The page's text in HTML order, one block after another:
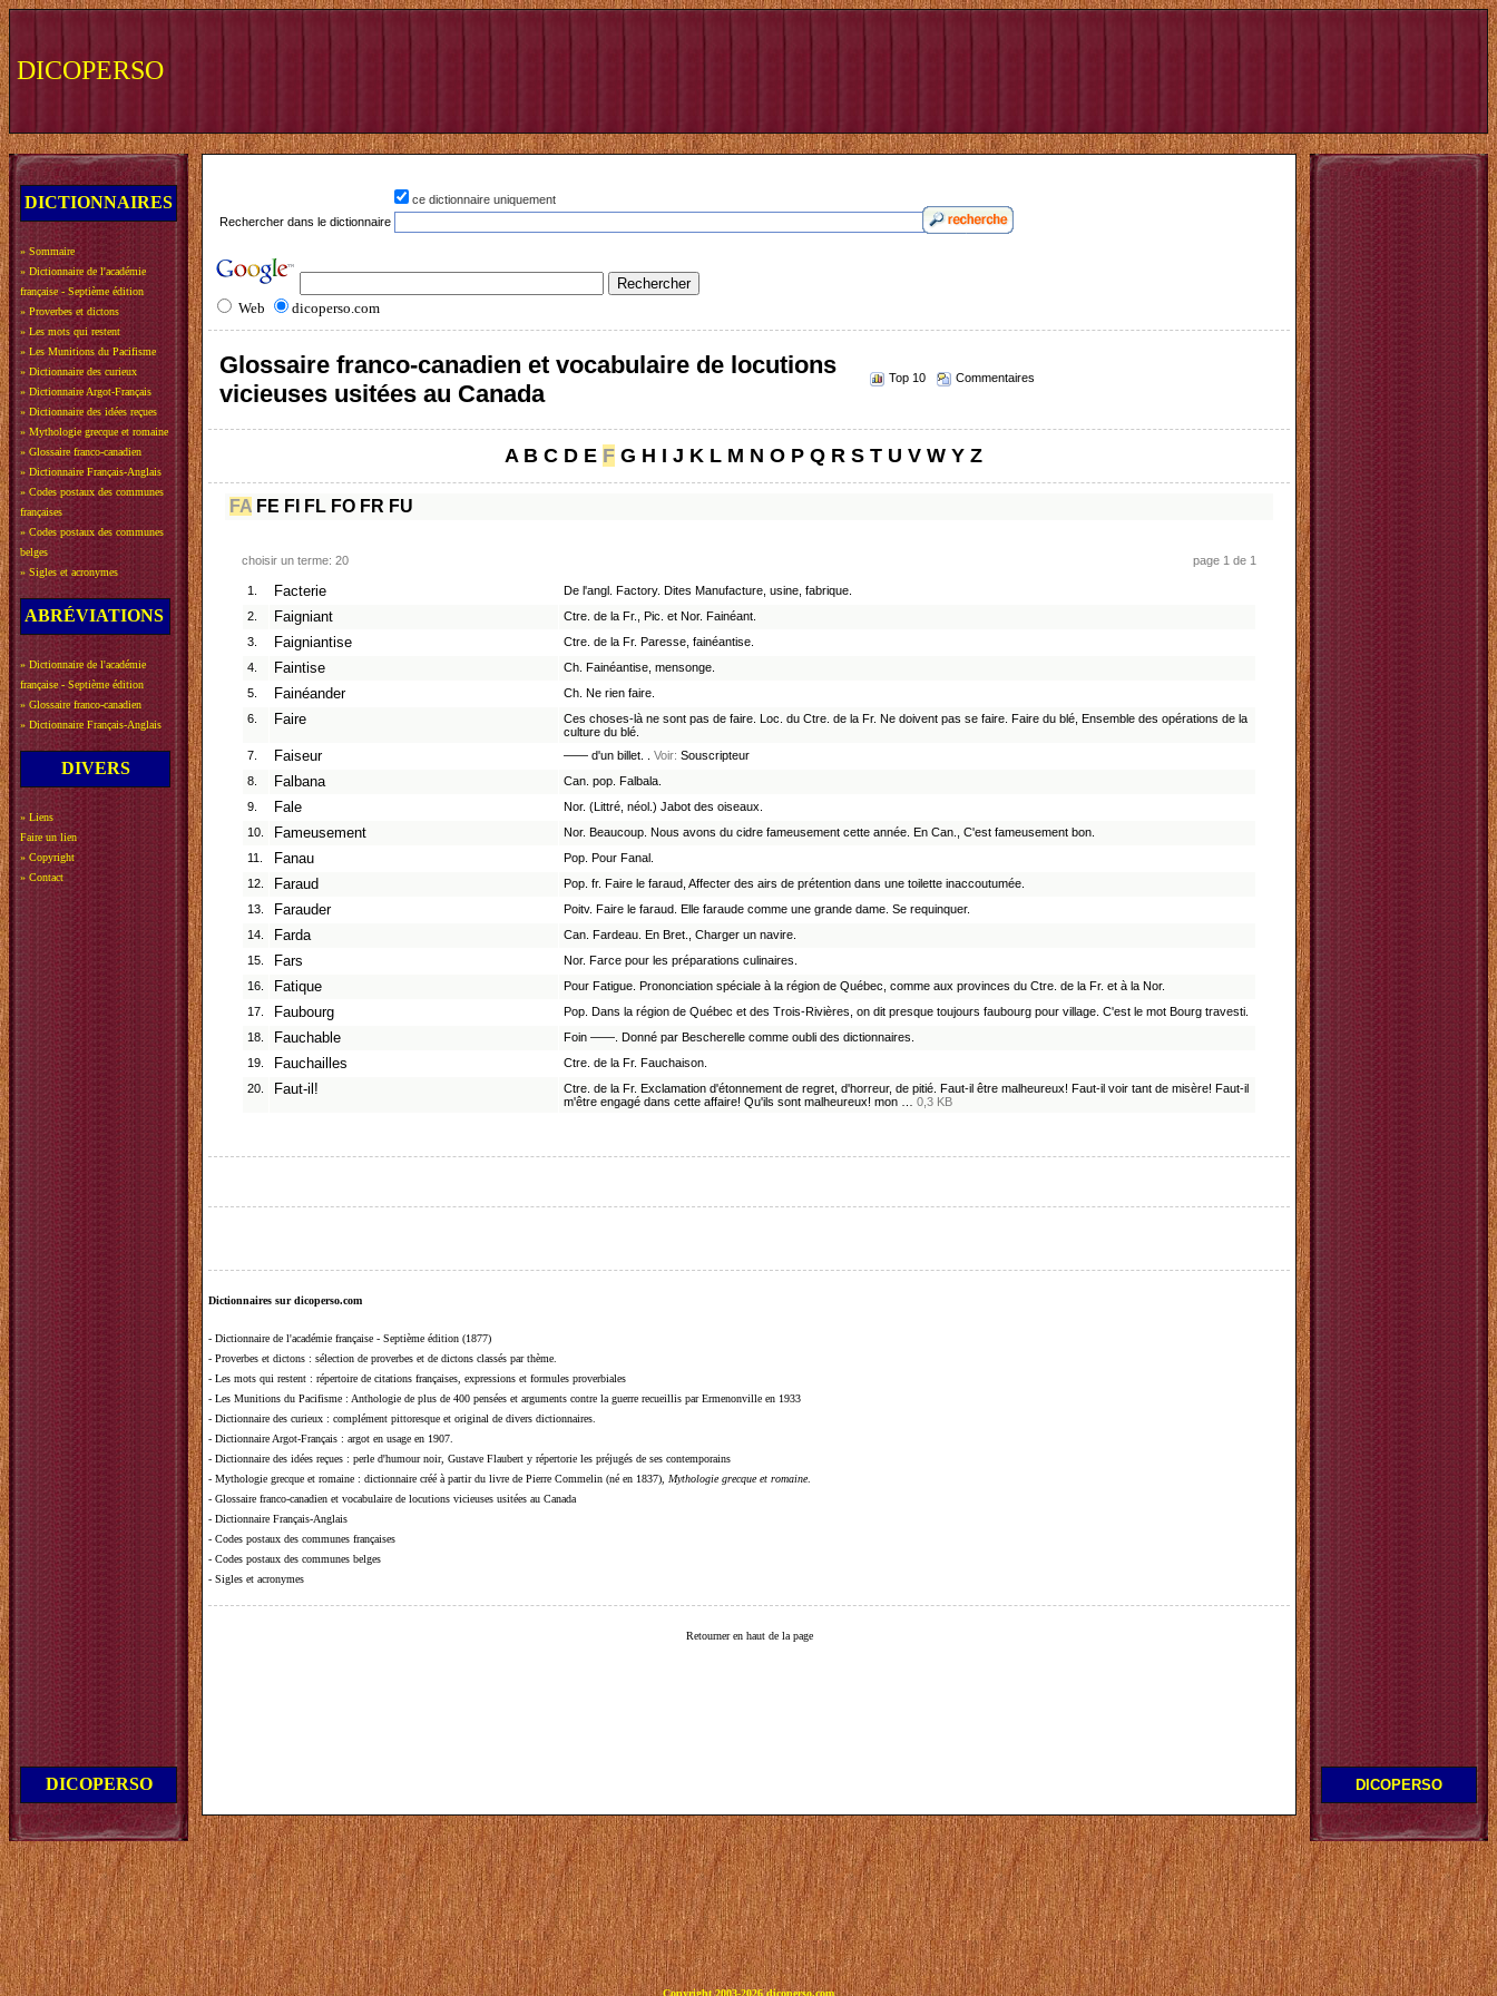
DICOPERSO
DICTIONNAIRES
» Sommaire
» Dictionnaire de l'académie
française - Septième édition
» Proverbes et dictons
» Les mots qui restent
» Les Munitions du Pacifisme
» Dictionnaire des curieux
» Dictionnaire Argot-Français
» Dictionnaire des idées reçues
» Mythologie grecque et romaine
» Glossaire franco-canadien
» Dictionnaire Français-Anglais
» Codes postaux des communes
françaises
» Codes postaux des communes
belges
» Sigles et acronymes
ABRÉVIATIONS
» Dictionnaire de l'académie
française - Septième édition
» Glossaire franco-canadien
» Dictionnaire Français-Anglais
DIVERS
» Liens
Faire un lien
» Copyright
» Contact
DICOPERSO
ce dictionnaire uniquement
Rechercher dans le dictionnaire
Web dicoperso.com
Glossaire franco-canadien et vocabulaire de locutions
vicieuses usitées au Canada
Top 10 Commentaires
A B C D E F G H I J K L M N O P Q R S T U V W Y Z
FA FE FI FL FO FR FU
choisir un terme: 20 page 1 de 1
1. Facterie
De l'angl. Factory. Dites Manufacture, usine, fabrique.
2.
Faigniant
Ctre. de la Fr., Pic. et Nor. Fainéant.
3.
Faigniantise
Ctre. de la Fr. Paresse, fainéantise.
4.
Faintise
Ch. Fainéantise, mensonge.
5.
Fainéander
Ch. Ne rien faire.
6.
Faire
Ces choses-là ne sont pas de faire. Loc. du Ctre. de la Fr. Ne doivent pas se faire. Faire du blé, Ensemble des opérations de la
culture du blé.
7.
Faiseur —— d'un billet. . Voir: Souscripteur
8.
Falbana
Can. pop. Falbala.
9.
Fale
Nor. (Littré, néol.) Jabot des oiseaux.
10.
Fameusement
Nor. Beaucoup. Nous avons du cidre fameusement cette année. En Can., C'est fameusement bon.
11.
Fanau
Pop. Pour Fanal.
12.
Faraud
Pop. fr. Faire le faraud, Affecter des airs de prétention dans une toilette inaccoutumée.
13.
Farauder
Poitv. Faire le faraud. Elle faraude comme une grande dame. Se requinquer.
14.
Farda
Can. Fardeau. En Bret., Charger un navire.
15.
Fars
Nor. Farce pour les préparations culinaires.
16.
Fatique
Pour Fatigue. Prononciation spéciale à la région de Québec, comme aux provinces du Ctre. de la Fr. et à la Nor.
17.
Faubourg
Pop. Dans la région de Québec et des Trois-Rivières, on dit presque toujours faubourg pour village. C'est le mot Bourg travesti.
18.
Fauchable
Foin ——. Donné par Bescherelle comme oubli des dictionnaires.
19.
Fauchailles
Ctre. de la Fr. Fauchaison.
20.
Faut-il!
Ctre. de la Fr. Exclamation d'étonnement de regret, d'horreur, de pitié. Faut-il être malheureux! Faut-il voir tant de misère! Faut-il
m'être engagé dans cette affaire! Qu'ils sont malheureux! mon … 0,3 KB
Dictionnaires sur dicoperso.com
- Dictionnaire de l'académie française - Septième édition (1877)
- Proverbes et dictons : sélection de proverbes et de dictons classés par thème.
- Les mots qui restent : répertoire de citations françaises, expressions et formules proverbiales
- Les Munitions du Pacifisme : Anthologie de plus de 400 pensées et arguments contre la guerre recueillis par Ermenonville en 1933
- Dictionnaire des curieux : complément pittoresque et original de divers dictionnaires.
- Dictionnaire Argot-Français : argot en usage en 1907.
- Dictionnaire des idées reçues : perle d'humour noir, Gustave Flaubert y répertorie les préjugés de ses contemporains
- Mythologie grecque et romaine : dictionnaire créé à partir du livre de Pierre Commelin (né en 1837), Mythologie grecque et romaine.
- Glossaire franco-canadien et vocabulaire de locutions vicieuses usitées au Canada
- Dictionnaire Français-Anglais
- Codes postaux des communes françaises
- Codes postaux des communes belges
- Sigles et acronymes
Retourner en haut de la page
DICOPERSO
Copyright 2003-2026 dicoperso.com